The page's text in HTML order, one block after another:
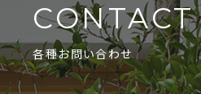
CONTACT
各種お問い合わせ